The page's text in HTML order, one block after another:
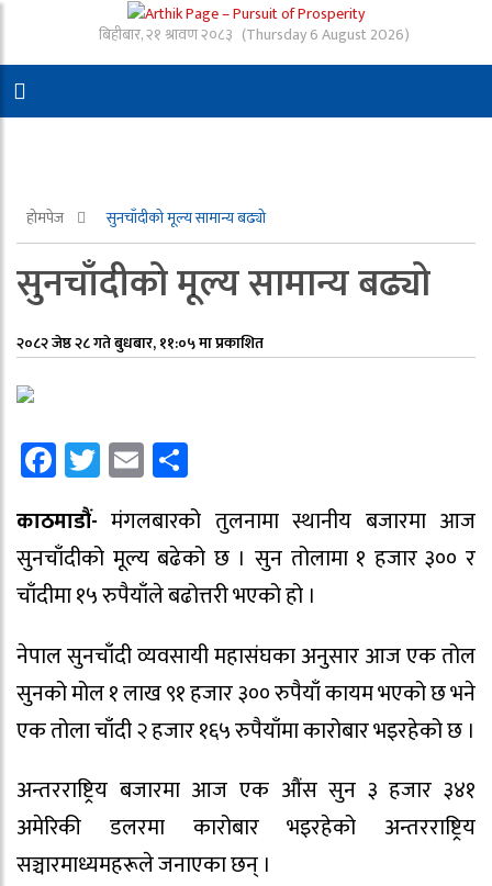
बिहीबार, २१ श्रावण २०८३ (Thursday 6 August 2026)
होमपेज सुनचाँदीको मूल्य सामान्य बढ्यो
सुनचाँदीको मूल्य सामान्य बढ्यो
२०८२ जेष्ठ २८ गते बुधबार, ११:०५ मा प्रकाशित
Facebook
Twitter
Email
काठमाडौं- मंगलबारको तुलनामा स्थानीय बजारमा आज
सुनचाँदीको मूल्य बढेको छ । सुन तोलामा १ हजार ३०० र
चाँदीमा १५ रुपैयाँले बढोत्तरी भएको हो ।
नेपाल सुनचाँदी व्यवसायी महासंघका अनुसार आज एक तोल
सुनको मोल १ लाख ९१ हजार ३०० रुपैयाँ कायम भएको छ भने
एक तोला चाँदी २ हजार १६५ रुपैयाँमा कारोबार भइरहेको छ ।
अन्तरराष्ट्रिय बजारमा आज एक औंस सुन ३ हजार ३४१
अमेरिकी डलरमा कारोबार भइरहेको अन्तरराष्ट्रिय
सञ्चारमाध्यमहरूले जनाएका छन् ।